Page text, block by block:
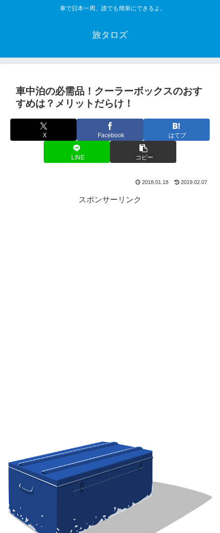
車で日本一周、誰でも簡単にできるよ。
旅タロズ
車中泊の必需品！クーラーボックスのおす
すめは？メリットだらけ！
X Facebook はてブ
LINE コピー
2018.01.18 2019.02.07
スポンサーリンク